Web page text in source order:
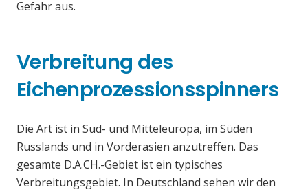
Gefahr aus.
Verbreitung des
Eichenprozessionsspinners
Die Art ist in Süd- und Mitteleuropa, im Süden
Russlands und in Vorderasien anzutreffen. Das
gesamte D.A.CH.-Gebiet ist ein typisches
Verbreitungsgebiet. In Deutschland sehen wir den